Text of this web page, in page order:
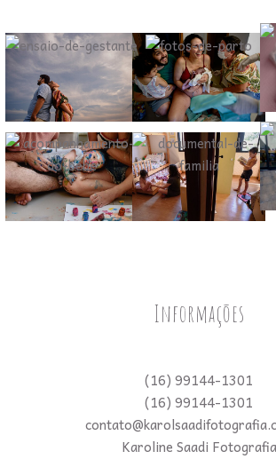
Informações
(16) 99144-1301
(16) 99144-1301
Karoline Saadi Fotografia